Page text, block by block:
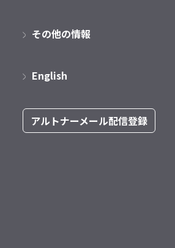
その他の情報
English
アルトナーメール配信登録